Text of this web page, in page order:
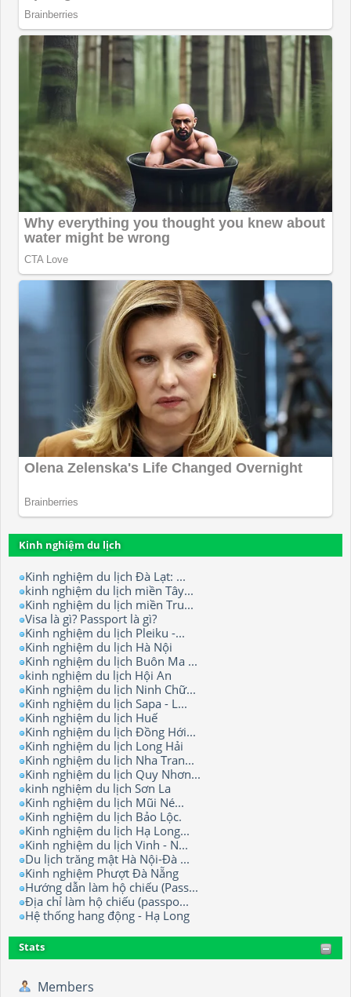
Kinh nghiệm du lịch
Kinh nghiệm du lịch Đà Lạt: ...
kinh nghiệm du lịch miền Tây...
Kinh nghiệm du lịch miền Tru...
Visa là gì? Passport là gì?
Kinh nghiệm du lịch Pleiku -...
Kinh nghiệm du lịch Hà Nội
Kinh nghiệm du lịch Buôn Ma ...
kinh nghiệm du lịch Hội An
Kinh nghiệm du lịch Ninh Chữ...
Kinh nghiệm du lịch Sapa - L...
Kinh nghiệm du lịch Huế
Kinh nghiệm du lịch Đồng Hới...
Kinh nghiệm du lịch Long Hải
Kinh nghiệm du lịch Nha Tran...
Kinh nghiệm du lịch Quy Nhơn...
kinh nghiệm du lịch Sơn La
Kinh nghiệm du lịch Mũi Né...
Kinh nghiệm du lịch Bảo Lộc.
Kinh nghiệm du lịch Hạ Long...
Kinh nghiệm du lịch Vinh - N...
Du lịch trăng mật Hà Nội-Đà ...
Kinh nghiệm Phượt Đà Nẵng
Hướng dẫn làm hộ chiếu (Pass...
Địa chỉ làm hộ chiếu (passpo...
Hệ thống hang động - Hạ Long
Stats
Members